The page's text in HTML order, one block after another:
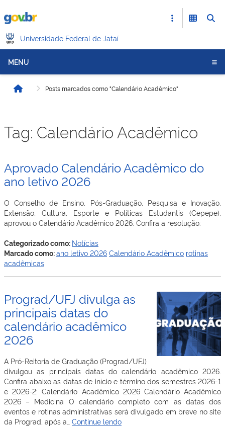
Universidade Federal de Jataí
MENU
Início Posts marcados como "Calendário Acadêmico"
Tag: Calendário Acadêmico
Aprovado Calendário Acadêmico do
ano letivo 2026
O Conselho de Ensino, Pós-Graduação, Pesquisa e Inovação,
Extensão, Cultura, Esporte e Políticas Estudantis (Cepepe),
aprovou o Calendário Acadêmico 2026. Confira a resolução:
Categorizado como: Notícias
Marcado como:ano letivo 2026 Calendário Acadêmico rotinas
acadêmicas
Prograd/UFJ divulga as
principais datas do
calendário acadêmico
2026
A Pró-Reitoria de Graduação (Prograd/UFJ)
divulgou as principais datas do calendário acadêmico 2026.
Confira abaixo as datas de início e término dos semestres 2026-1
e 2026-2: Calendário Acadêmico 2026 Calendário Acadêmico
2026 – Medicina O calendário completo com as datas dos
eventos e rotinas administrativas será divulgado em breve no site
da Prograd, após a… Continue lendoPrograd/UFJ